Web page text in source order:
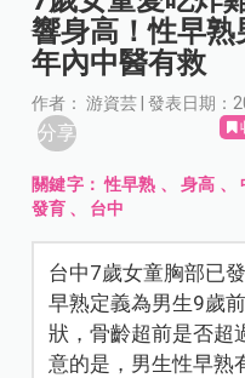
響身高！性早熟
年內中醫有救
作者： 游資芸 | 發表日期：
分享
關鍵字：性早熟 、身高 、
發育 、 台中
台中7歲女童胸部已
早熟定義為男生9歲
狀，骨齡超前是否超
意的是，男生性早熟